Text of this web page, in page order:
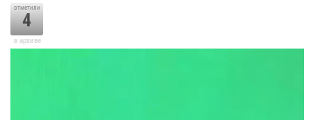
отметили
4
в архиве